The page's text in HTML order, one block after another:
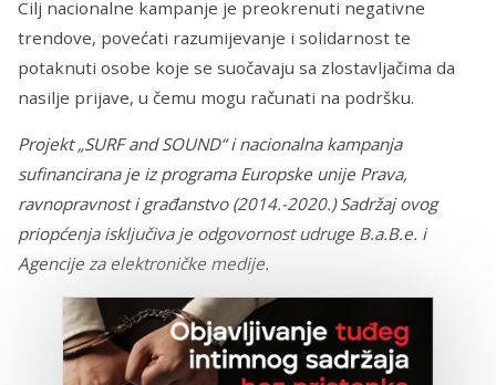
Cilj nacionalne kampanje je preokrenuti negativne
trendove, povećati razumijevanje i solidarnost te
potaknuti osobe koje se suočavaju sa zlostavljačima da
nasilje prijave, u čemu mogu računati na podršku.
Projekt „SURF and SOUND“ i nacionalna kampanja
sufinancirana je iz programa Europske unije Prava,
ravnopravnost i građanstvo (2014.-2020.) Sadržaj ovog
priopćenja isključiva je odgovornost udruge B.a.B.e. i
Agencije za elektroničke medije.